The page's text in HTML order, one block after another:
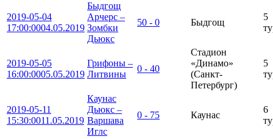
2019-05-04
17:00:0004.05.2019
Быдгощ
Арчерс –
Зомбки
Дьюкс
50 - 0 Быдгощ
5
2019-05-05
16:00:0005.05.2019
Грифоны –
Литвины
0 - 40
Стадион
«Динамо»
(Санкт-
Петербург)
5
2019-05-11
15:30:0011.05.2019
Каунас
Дьюкс –
Варшава
Иглс
0 - 75 Каунас
6